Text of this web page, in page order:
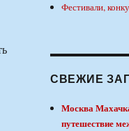
Фестивали,
СВЕЖИЕ
Москва
путешествие